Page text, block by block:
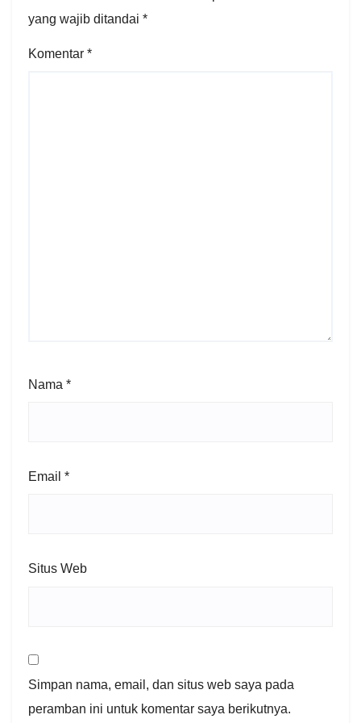
yang wajib ditandai *
Komentar *
Nama *
Email *
Situs Web
Simpan nama, email, dan situs web saya pada
peramban ini untuk komentar saya berikutnya.